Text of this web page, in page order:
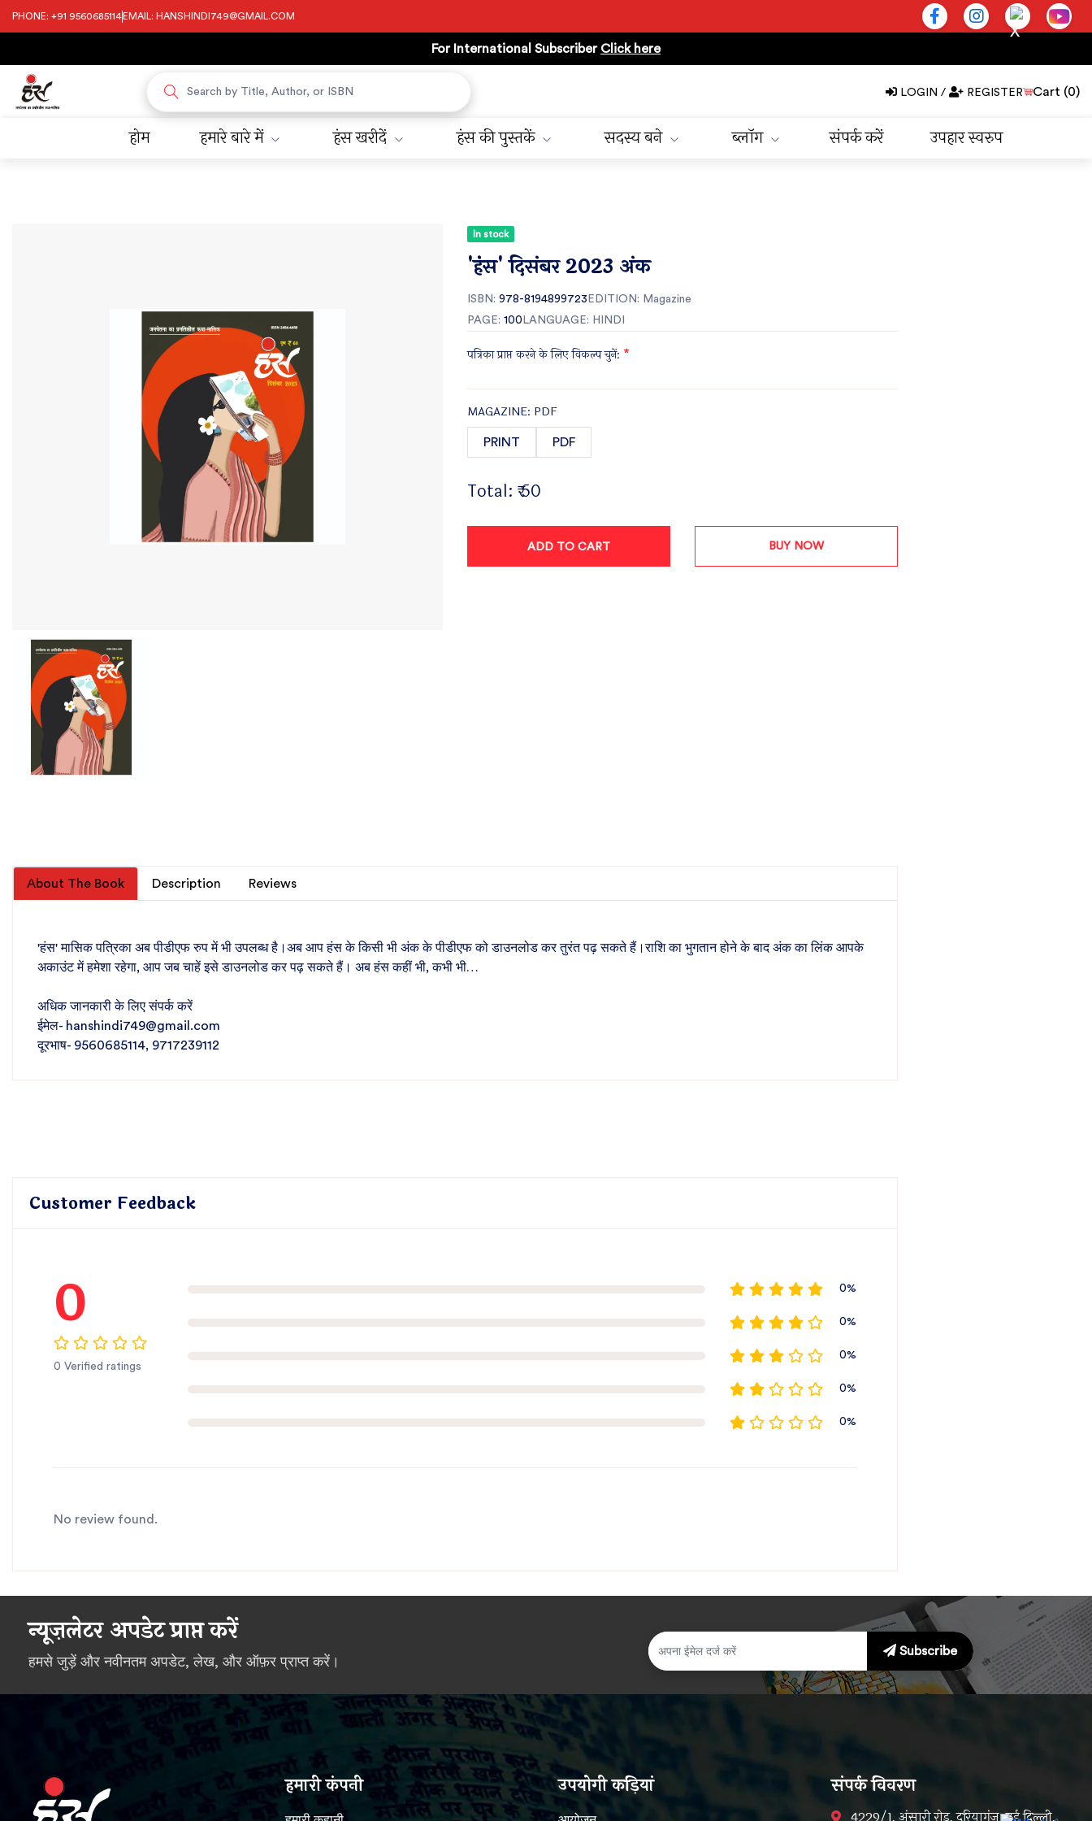
PHONE: +91 9560685114 EMAIL: HANSHINDI749@GMAIL.COM
For International Subscriber Click here
LOGIN / REGISTER Cart (0)
होम हमारे बारे में हंस खरीदें हंस की पुस्तकें सदस्य बने ब्लॉग संपर्क करें उपहार स्वरुप
In stock
'हंंस' दिसंबर 2023 अंक
ISBN: 978-8194899723 EDITION: Magazine
PAGE: 100 LANGUAGE: HINDI
पत्रिका प्राप्त करने के लिए विकल्प चुनें: *
MAGAZINE: PDF
PRINT PDF
Total: ₹ 50
ADD TO CART BUY NOW
About The Book Description Reviews
'हंस' मासिक पत्रिका अब पीडीएफ रुप में भी उपलब्ध है।अब आप हंस के किसी भी अंक के पीडीएफ को डाउनलोड कर तुरंत पढ़ सकते हैं।राशि का भुगतान होने के बाद अंक का लिंक आपके
अकाउंट में हमेशा रहेगा, आप जब चाहें इसे डाउनलोड कर पढ़ सकते हैं। अब हंस कहीं भी, कभी भी…
अधिक जानकारी के लिए संपर्क करें
ईमेल- hanshindi749@gmail.com
दूरभाष- 9560685114, 9717239112
Customer Feedback
0
0 Verified ratings
0%
0%
0%
0%
0%
No review found.
न्यूज़लेटर अपडेट प्राप्त करें
हमसे जुड़ें और नवीनतम अपडेट, लेख, और ऑफ़र प्राप्त करें।
Subscribe
हमारी कंपनी उपयोगी कड़ियां संपर्क विवरण